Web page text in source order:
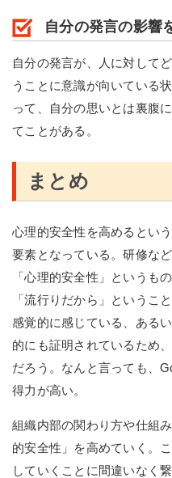
自分の発言の影響
自分の発言が、人に対して
うことに意識が向いている
って、自分の思いとは裏腹
てことがある。
まとめ
心理的安全性を高めるとい
要素となっている。研修な
「心理的安全性」というも
「流行りだから」というこ
感覚的に感じている、ある
的にも証明されているため
だろう。なんと言っても、
得力が高い。
組織内部の関わり方や仕組
的安全性」を高めていく。
していくことに間違いなく繋